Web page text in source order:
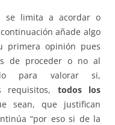
se limita a acordar o
añade algo
primera opinión pues
de proceder o no al
para valorar si,
requisitos, todos los
sean, que justifican
“por eso si de la